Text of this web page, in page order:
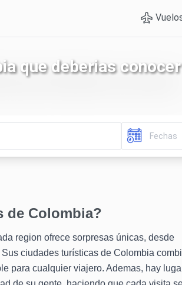
que deberias conocer
de Colombia?
region ofrece sorpresas únicas, desde
ciudades turísticas de Colombia
para cualquier viajero. Ademas, hay